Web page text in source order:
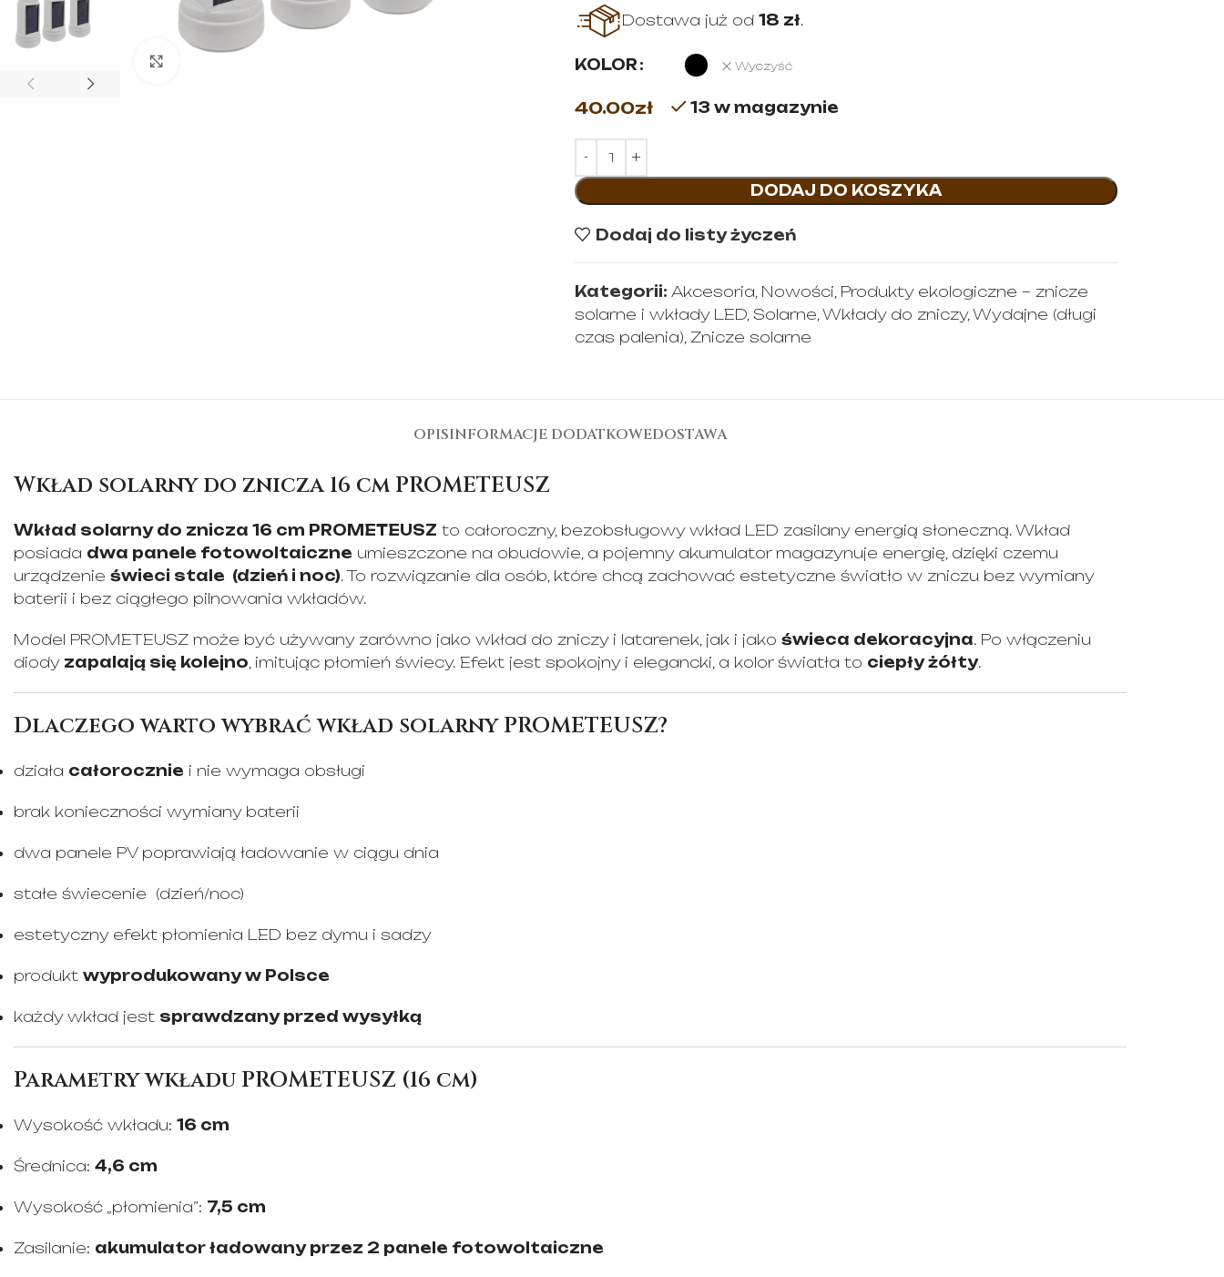
Dostawa już od 18 zł.
KOLOR Wyczyść
40.00zł 13 w magazynie
DODAJ DO KOSZYKA
Dodaj do listy życzeń
Kategorii: Akcesoria, Nowości, Produkty ekologiczne – znicze
solarne i wkłady LED, Solarne, Wkłady do zniczy, Wydajne (długi
czas palenia), Znicze solarne
OPISINFORMACJE DODATKOWEDOSTAWA
Wkład solarny do znicza 16 cm PROMETEUSZ
Wkład solarny do znicza 16 cm PROMETEUSZ to całoroczny, bezobsługowy wkład LED zasilany energią słoneczną. Wkład
posiada dwa panele fotowoltaiczne umieszczone na obudowie, a pojemny akumulator magazynuje energię, dzięki czemu
urządzenie świeci stale (dzień i noc). To rozwiązanie dla osób, które chcą zachować estetyczne światło w zniczu bez wymiany
baterii i bez ciągłego pilnowania wkładów.
Model PROMETEUSZ może być używany zarówno jako wkład do zniczy i latarenek, jak i jako świeca dekoracyjna. Po włączeniu
diody zapalają się kolejno, imitując płomień świecy. Efekt jest spokojny i elegancki, a kolor światła to ciepły żółty.
Dlaczego warto wybrać wkład solarny PROMETEUSZ?
działa całorocznie i nie wymaga obsługi
brak konieczności wymiany baterii
dwa panele PV poprawiają ładowanie w ciągu dnia
stałe świecenie (dzień/noc)
estetyczny efekt płomienia LED bez dymu i sadzy
produkt wyprodukowany w Polsce
każdy wkład jest sprawdzany przed wysyłką
Parametry wkładu PROMETEUSZ (16 cm)
Wysokość wkładu: 16 cm
Średnica: 4,6 cm
Wysokość „płomienia”: 7,5 cm
Zasilanie: akumulator ładowany przez 2 panele fotowoltaiczne